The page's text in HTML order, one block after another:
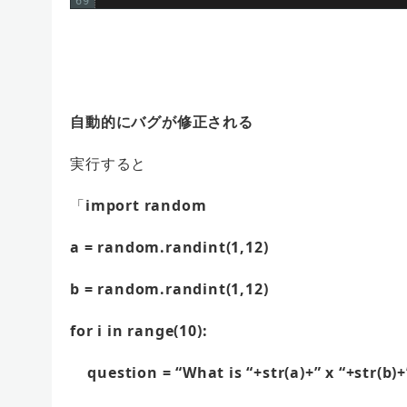
自動的にバグが修正される
実行すると
「import random
a = random.randint(1,12)
b = random.randint(1,12)
for i in range(10):
question = “What is “+str(a)+” x